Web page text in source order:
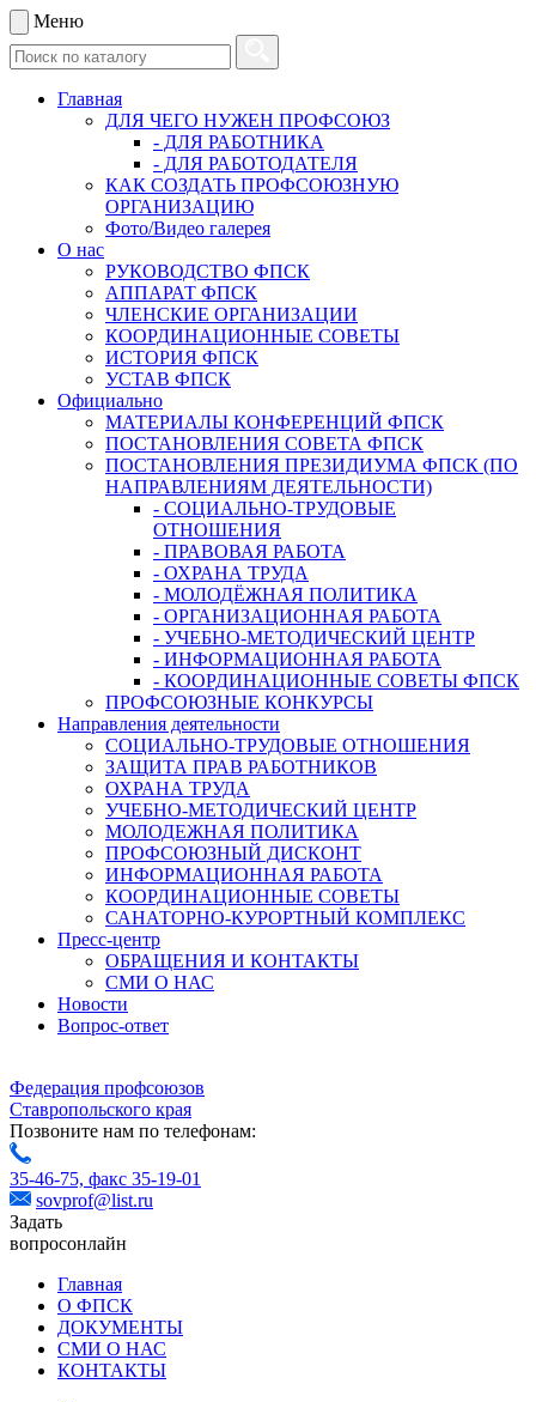
Меню
Главная
ДЛЯ ЧЕГО НУЖЕН ПРОФСОЮЗ
- ДЛЯ РАБОТНИКА
- ДЛЯ РАБОТОДАТЕЛЯ
КАК СОЗДАТЬ ПРОФСОЮЗНУЮ
ОРГАНИЗАЦИЮ
Фото/Видео галерея
О нас
РУКОВОДСТВО ФПСК
АППАРАТ ФПСК
ЧЛЕНСКИЕ ОРГАНИЗАЦИИ
КООРДИНАЦИОННЫЕ СОВЕТЫ
ИСТОРИЯ ФПСК
УСТАВ ФПСК
Официально
МАТЕРИАЛЫ КОНФЕРЕНЦИЙ ФПСК
ПОСТАНОВЛЕНИЯ СОВЕТА ФПСК
ПОСТАНОВЛЕНИЯ ПРЕЗИДИУМА ФПСК (ПО
НАПРАВЛЕНИЯМ ДЕЯТЕЛЬНОСТИ)
- СОЦИАЛЬНО-ТРУДОВЫЕ
ОТНОШЕНИЯ
- ПРАВОВАЯ РАБОТА
- ОХРАНА ТРУДА
- МОЛОДЁЖНАЯ ПОЛИТИКА
- ОРГАНИЗАЦИОННАЯ РАБОТА
- УЧЕБНО-МЕТОДИЧЕСКИЙ ЦЕНТР
- ИНФОРМАЦИОННАЯ РАБОТА
- КООРДИНАЦИОННЫЕ СОВЕТЫ ФПСК
ПРОФСОЮЗНЫЕ КОНКУРСЫ
Направления деятельности
СОЦИАЛЬНО-ТРУДОВЫЕ ОТНОШЕНИЯ
ЗАЩИТА ПРАВ РАБОТНИКОВ
ОХРАНА ТРУДА
УЧЕБНО-МЕТОДИЧЕСКИЙ ЦЕНТР
МОЛОДЕЖНАЯ ПОЛИТИКА
ПРОФСОЮЗНЫЙ ДИСКОНТ
ИНФОРМАЦИОННАЯ РАБОТА
КООРДИНАЦИОННЫЕ СОВЕТЫ
САНАТОРНО-КУРОРТНЫЙ КОМПЛЕКС
Пресс-центр
ОБРАЩЕНИЯ И КОНТАКТЫ
СМИ О НАС
Новости
Вопрос-ответ
Федерация профсоюзов
Ставропольского края
Позвоните нам по телефонам:
35-46-75, факс 35-19-01
sovprof@list.ru
Задать
вопросонлайн
Главная
О ФПСК
ДОКУМЕНТЫ
СМИ О НАС
КОНТАКТЫ